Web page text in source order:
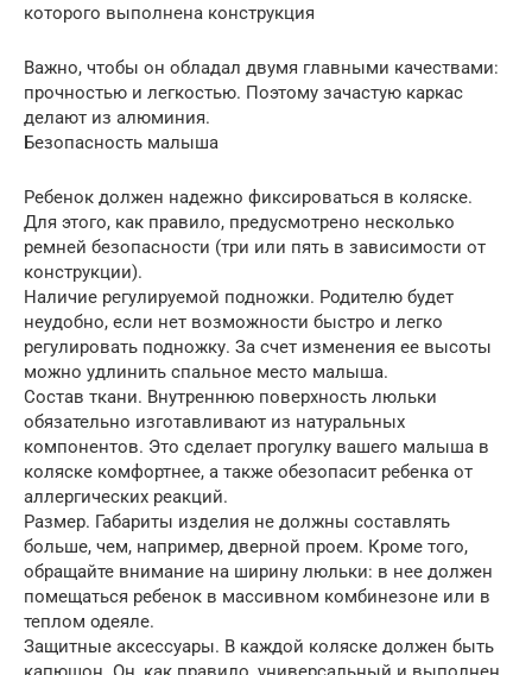
которого выполнена конструкция
Важно, чтобы он обладал двумя главными качествами:
прочностью и легкостью. Поэтому зачастую каркас
делают из алюминия.
Безопасность малыша
Ребенок должен надежно фиксироваться в коляске.
Для этого, как правило, предусмотрено несколько
ремней безопасности (три или пять в зависимости от
конструкции).
Наличие регулируемой подножки. Родителю будет
неудобно, если нет возможности быстро и легко
регулировать подножку. За счет изменения ее высоты
можно удлинить спальное место малыша.
Состав ткани. Внутреннюю поверхность люльки
обязательно изготавливают из натуральных
компонентов. Это сделает прогулку вашего малыша в
коляске комфортнее, а также обезопасит ребенка от
аллергических реакций.
Размер. Габариты изделия не должны составлять
больше, чем, например, дверной проем. Кроме того,
обращайте внимание на ширину люльки: в нее должен
помещаться ребенок в массивном комбинезоне или в
теплом одеяле.
Защитные аксессуары. В каждой коляске должен быть